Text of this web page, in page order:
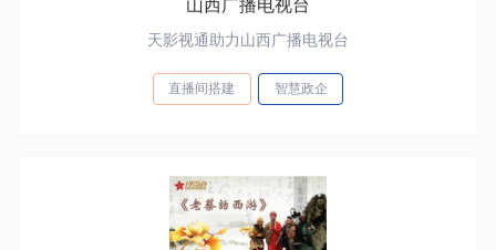
山西广播电视台
天影视通助力山西广播电视台
直播间搭建 智慧政企